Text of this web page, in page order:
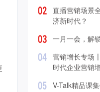
直播营销场景
济新时代？
一月一会，解
营销增长专场
时代企业营销
V-Talk精品课